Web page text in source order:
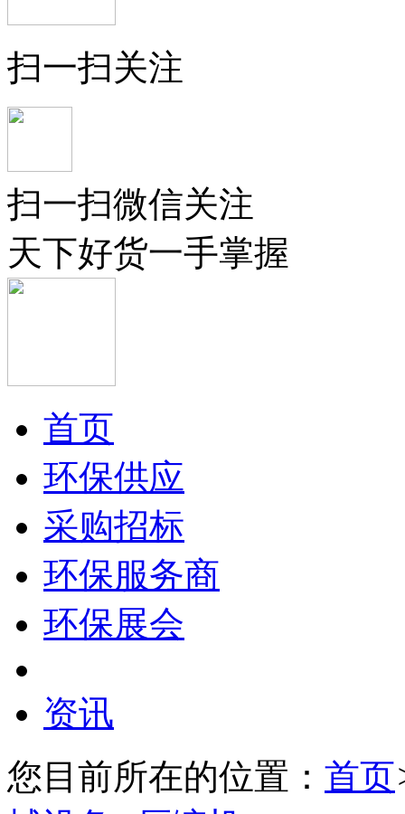
扫一扫关注
扫一扫微信关注
天下好货一手掌握
首页
环保供应
采购招标
环保服务商
环保展会
资讯
您目前所在的位置： 首页